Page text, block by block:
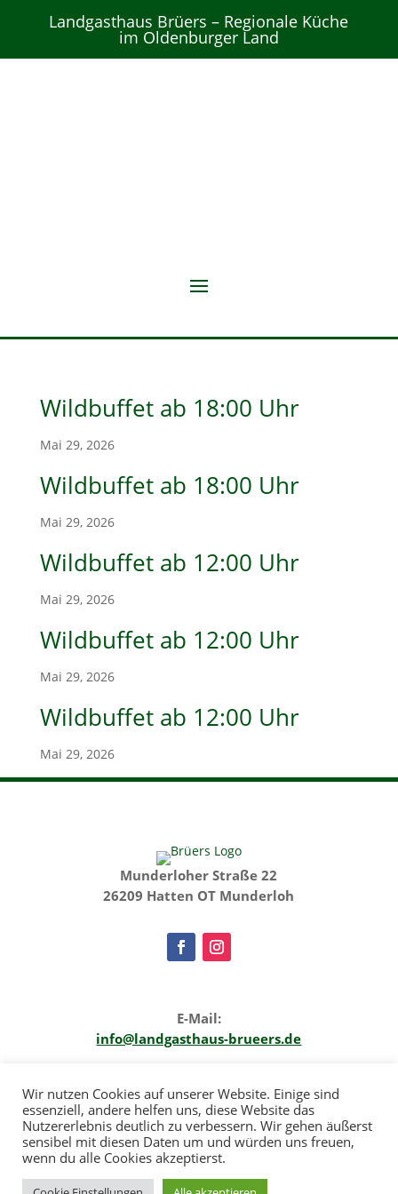
Landgasthaus Brüers – Regionale Küche
im Oldenburger Land
Wildbuffet ab 18:00 Uhr
Mai 29, 2026
Wildbuffet ab 18:00 Uhr
Mai 29, 2026
Wildbuffet ab 12:00 Uhr
Mai 29, 2026
Wildbuffet ab 12:00 Uhr
Mai 29, 2026
Wildbuffet ab 12:00 Uhr
Mai 29, 2026
« Ältere Einträge
Munderloher Straße 22
26209 Hatten OT Munderloh
E-Mail:
info@landgasthaus-brueers.de
Telefon:
+49 4482 319
Wir nutzen Cookies auf unserer Website. Einige sind
essenziell, andere helfen uns, diese Website das
Nutzererlebnis deutlich zu verbessern. Wir gehen äußerst
sensibel mit diesen Daten um und würden uns freuen,
wenn du alle Cookies akzeptierst.